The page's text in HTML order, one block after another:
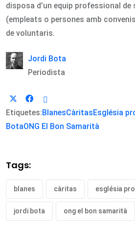
disposa d’un equip professional
(empleats o persones amb
de voluntaris.
Jordi Bota
Periodista
Etiquetes:BlanesCàritasEsglésia
BotaONG El Bon Samarità
Tags:
blanes càritas església
jordi bota ong el bon samarità